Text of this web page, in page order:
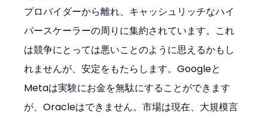
プロバイダーから離れ、キャッシュリッチなハイ
パースケーラーの周りに集約されています。これ
は競争にとっては悪いことのように思えるかもし
れませんが、安定をもたらします。Googleと
Metaは実験にお金を無駄にすることができます
が、Oracleはできません。市場は現在、大規模言